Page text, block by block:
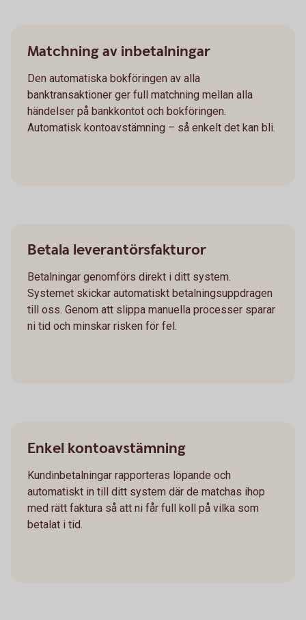
Matchning av inbetalningar
Den automatiska bokföringen av alla
banktransaktioner ger full matchning mellan alla
händelser på bankkontot och bokföringen.
Automatisk kontoavstämning – så enkelt det kan bli.
Betala leverantörsfakturor
Betalningar genomförs direkt i ditt system.
Systemet skickar automatiskt betalningsuppdragen
till oss. Genom att slippa manuella processer sparar
ni tid och minskar risken för fel.
Enkel kontoavstämning
Kundinbetalningar rapporteras löpande och
automatiskt in till ditt system där de matchas ihop
med rätt faktura så att ni får full koll på vilka som
betalat i tid.